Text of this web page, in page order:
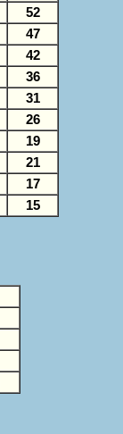
52
47
42
36
31
26
19
21
17
15